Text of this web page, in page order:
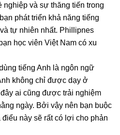
và sự thăng tiến trong
phát triển khả năng tiếng
tự nhiên nhất. Phillipnes
học viên Việt Nam có xu
tiếng Anh là ngôn ngữ
không chỉ được dạy ở
ai cũng được trải nghiệm
ngày. Bởi vậy nên bạn buộc
này sẽ rất có lợi cho phản